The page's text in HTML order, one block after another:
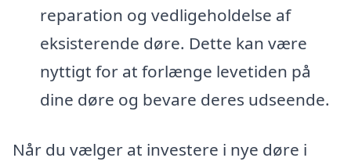
reparation og vedligeholdelse af
eksisterende døre. Dette kan være
nyttigt for at forlænge levetiden på
dine døre og bevare deres udseende.
Når du vælger at investere i nye døre i